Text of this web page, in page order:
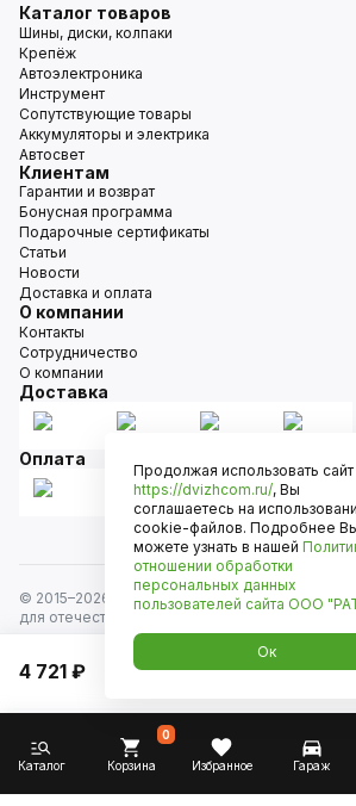
4 721 ₽ Добавить в
Каталог товаров
Шины, диски, колпаки
Крепёж
Автоэлектроника
Инструмент
Сопутствующие товары
Аккумуляторы и электрика
Автосвет
Клиентам
Гарантии и возврат
Бонусная программа
Подарочные сертификаты
Статьи
Новости
Доставка и оплата
О компании
Контакты
Сотрудничество
О компании
Доставка
Оплата
© 2015–2026
Движком — сеть магазинов
для отечественных автомобилей и
носит исключительно информационный
публичной офертой, определяемой
ст. 437 Гражданского кодекса РФ. Все права
Каталог Корзина
0
Избранное Гараж
Продолжая использовать сайт
https://dvizhcom.ru/, Вы
соглашаетесь на
cookie-файлов. Подробнее
можете узнать в нашей
отношении обработки
персональных данных
пользователей сайта ООО
Ок